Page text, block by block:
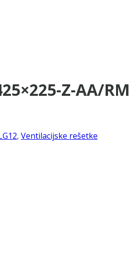
Z-AA/RM
, Ventilacijske rešetke